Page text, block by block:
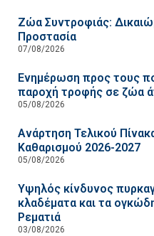
Ζώα Συντροφιάς:
Προστασία
07/08/2026
Ενημέρωση προς τους
παροχή τροφής σε ζώα
05/08/2026
Ανάρτηση Τελικού
Καθαρισμού 2026-2027
05/08/2026
Υψηλός κίνδυνος
κλαδέματα και τα
Ρεματιά
03/08/2026